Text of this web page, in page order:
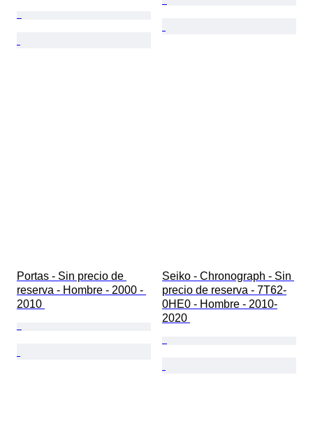
Portas - Sin precio de
reserva - Hombre - 2000 -
2010
Seiko - Chronograph - Sin
precio de reserva - 7T62-
0HE0 - Hombre - 2010-
2020